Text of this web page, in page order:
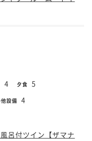
4 夕食 5
設備 4
呂付ツイン【ザマナ